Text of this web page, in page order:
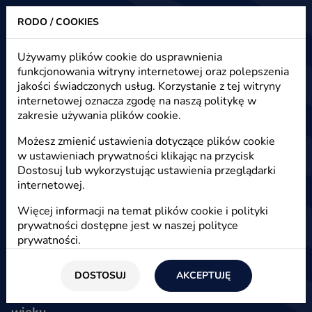
Heuristic - strony www, sklepy internetowe, e-marketing
E-commerce - handel elektroniczny
jako podstawa nowoczesnej
gospodarki
Start / Blog / E-commerce
14 maja 2012
Agnieszka
Co to jest e-commerce - handel elektroniczny -
historia, podstawowe pojęcia oraz dlaczego stał
się najważniejszym kanałem sprzedażowym XXI
RODO / COOKIES
Używamy plików cookie do usprawnienia
funkcjonowania witryny internetowej oraz polepszenia
jakości świadczonych usług. Korzystanie z tej witryny
internetowej oznacza zgodę na naszą politykę w
zakresie używania plików cookie.
Możesz zmienić ustawienia dotyczące plików cookie
w ustawieniach prywatności klikając na przycisk
Dostosuj lub wykorzystując ustawienia przeglądarki
internetowej.
Więcej informacji na temat plików cookie i polityki
prywatności dostępne jest w naszej polityce
prywatności.
DOSTOSUJ AKCEPTUJĘ